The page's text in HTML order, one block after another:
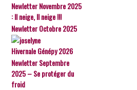
Newletter Novembre 2025
: Il neige, Il neige !!!
Newletter Octobre 2025
Hivernale Génépy 2026
Newletter Septembre
2025 – Se protéger du
froid